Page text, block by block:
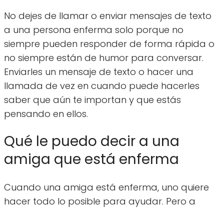
No dejes de llamar o enviar mensajes de texto
a una persona enferma solo porque no
siempre pueden responder de forma rápida o
no siempre están de humor para conversar.
Enviarles un mensaje de texto o hacer una
llamada de vez en cuando puede hacerles
saber que aún te importan y que estás
pensando en ellos.
Qué le puedo decir a una
amiga que está enferma
Cuando una amiga está enferma, uno quiere
hacer todo lo posible para ayudar. Pero a